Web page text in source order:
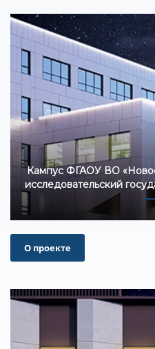
Кампус ФГАОУ ВО
исследовательский
О проекте